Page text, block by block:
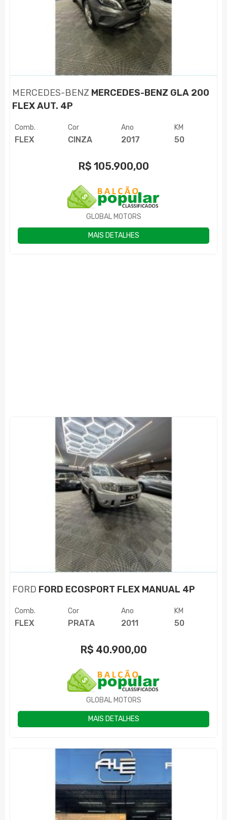
MERCEDES-BENZ MERCEDES-BENZ GLA 200
FLEX AUT. 4P
Comb.
FLEX
Cor
CINZA
Ano
2017
KM
50
R$ 105.900,00
GLOBAL MOTORS
MAIS DETALHES
FORD FORD ECOSPORT FLEX MANUAL 4P
Comb.
FLEX
Cor
PRATA
Ano
2011
KM
50
R$ 40.900,00
GLOBAL MOTORS
MAIS DETALHES